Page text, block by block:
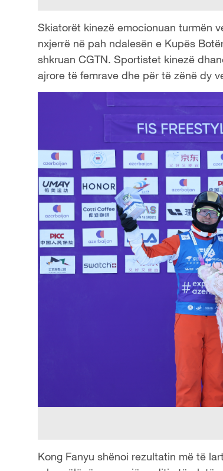
Skiatorët kinezë emocionuan turmën
nxjerrë në pah ndalesën e Kupës
shkruan CGTN. Sportistet kinezë
ajrore të femrave dhe për të zënë dy
Kong Fanyu shënoi rezultatin më të